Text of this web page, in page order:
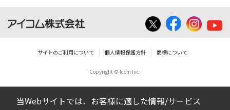
サイトのご利用について 個人情報保護方針 商標について
Copyright © Icom Inc.
当Webサイトでは、お客様に適した情報/サービス